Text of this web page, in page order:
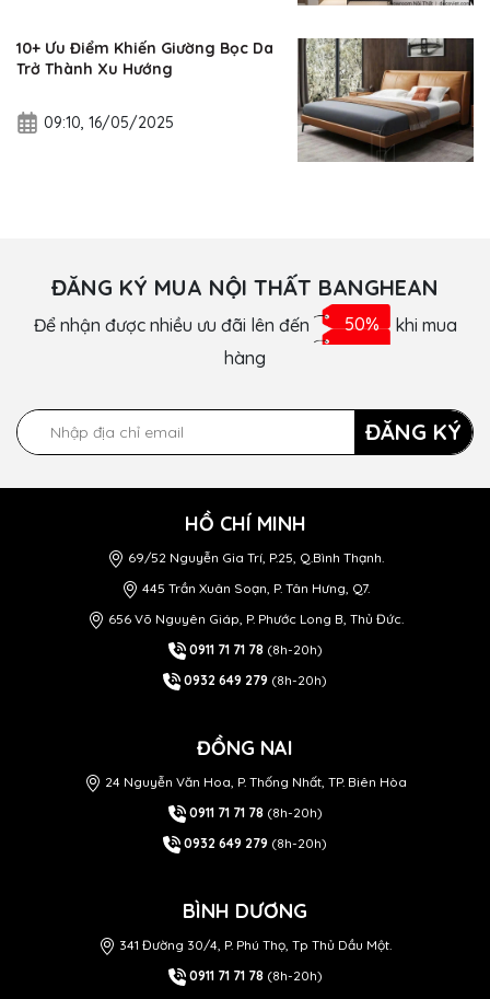
10+ Ưu Điểm Khiến Giường Bọc Da
Trở Thành Xu Hướng
09:10, 16/05/2025
ĐĂNG KÝ MUA NỘI THẤT BANGHEAN
Để nhận được nhiều ưu đãi lên đến 50% khi mua
hàng
ĐĂNG KÝ
HỒ CHÍ MINH
69/52 Nguyễn Gia Trí, P.25, Q.Bình Thạnh.
445 Trần Xuân Soạn, P. Tân Hưng, Q7.
656 Võ Nguyên Giáp, P. Phước Long B, Thủ Đức.
0911 71 71 78 (8h-20h)
0932 649 279 (8h-20h)
ĐỒNG NAI
24 Nguyễn Văn Hoa, P. Thống Nhất, TP. Biên Hòa
0911 71 71 78 (8h-20h)
0932 649 279 (8h-20h)
BÌNH DƯƠNG
341 Đường 30/4, P. Phú Thọ, Tp Thủ Dầu Một.
0911 71 71 78 (8h-20h)